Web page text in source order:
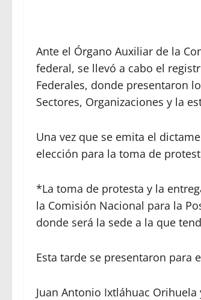
Ante el Órgano Auxiliar de la
federal, se llevó a cabo el
Federales, donde presentaron
Sectores, Organizaciones y la
Una vez que se emita el
elección para la toma de
*La toma de protesta y la
la Comisión Nacional para la
donde será la sede a la que
Esta tarde se presentaron para
Juan Antonio Ixtláhuac